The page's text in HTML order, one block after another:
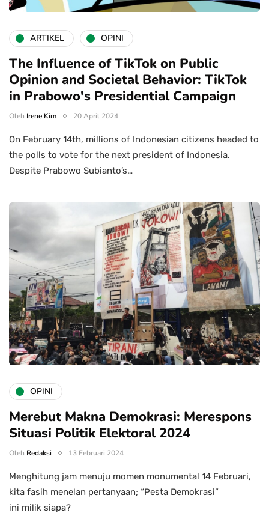
ARTIKEL OPINI
The Influence of TikTok on Public
Opinion and Societal Behavior: TikTok
in Prabowo's Presidential Campaign
Oleh Irene Kim 20 April 2024
On February 14th, millions of Indonesian citizens headed to
the polls to vote for the next president of Indonesia.
Despite Prabowo Subianto’s…
OPINI
Merebut Makna Demokrasi: Merespons
Situasi Politik Elektoral 2024
Oleh Redaksi 13 Februari 2024
Menghitung jam menuju momen monumental 14 Februari,
kita fasih menelan pertanyaan; “Pesta Demokrasi”
ini milik siapa?